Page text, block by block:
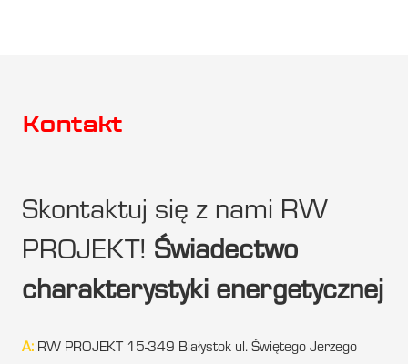
Kontakt
Skontaktuj się z nami RW
PROJEKT! Świadectwo
charakterystyki energetycznej
A: RW PROJEKT 15-349 Białystok ul. Świętego Jerzego